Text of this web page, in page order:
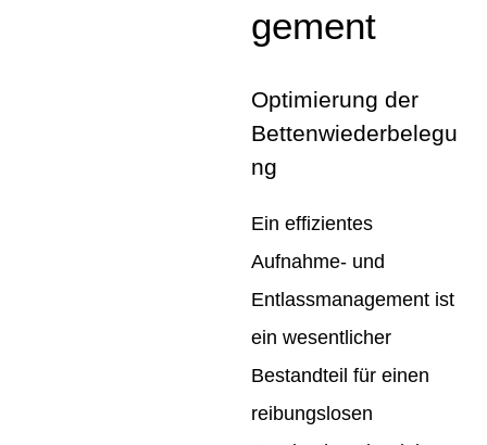
gement
Optimierung der
Bettenwiederbelegu
ng
Ein effizientes
Aufnahme- und
Entlassmanagement ist
ein wesentlicher
Bestandteil für einen
reibungslosen